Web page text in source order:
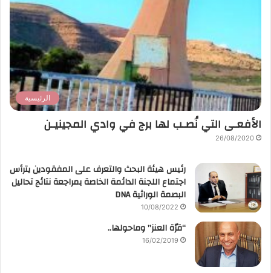
الرئيسية
الأفعـى التي نُصـب لها برج في وادي المجينيـن
26/08/2020
رئيس هيئة البحث والتعرف على المفقودين يترأس
اجتماع اللجنة الدائمة الخاصة بمراجعة نتائج تحاليل
البصمة الوراثية DNA
10/08/2022
“قرّة العنز” وماحولها..
16/02/2019